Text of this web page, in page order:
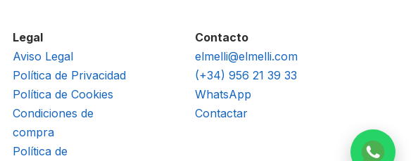
Legal
Aviso Legal
Política de Privacidad
Política de Cookies
Condiciones de
compra
Política de
Contacto
elmelli@elmelli.com
(+34) 956 21 39 33
WhatsApp
Contactar